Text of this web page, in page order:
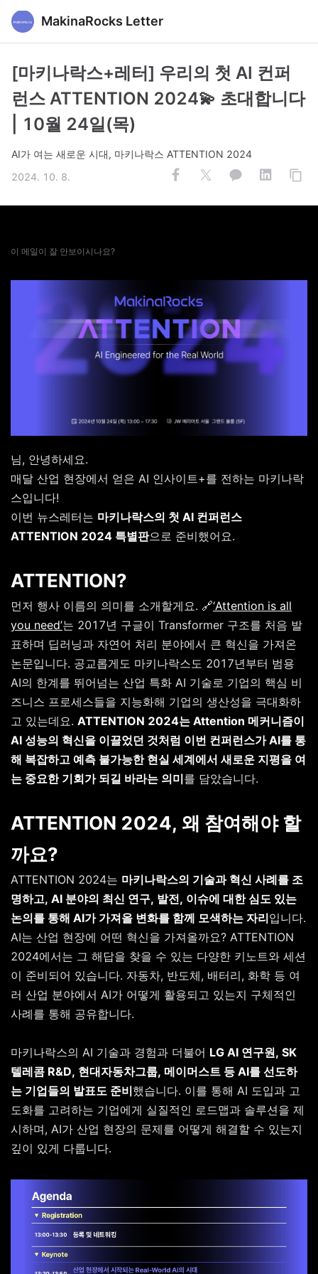
MakinaRocks Letter
[마키나락스+레터] 우리의 첫 AI 컨퍼
런스 ATTENTION 2024💫 초대합니다
| 10월 24일(목)
AI가 여는 새로운 시대, 마키나락스 ATTENTION 2024
2024. 10. 8.
이 메일이 잘 안보이시나요?
님, 안녕하세요.
매달 산업 현장에서 얻은 AI 인사이트+를 전하는 마키나락
스입니다!
이번 뉴스레터는 마키나락스의 첫 AI 컨퍼런스
ATTENTION 2024 특별판으로 준비했어요.
ATTENTION?
먼저 행사 이름의 의미를 소개할게요. 🔗‘Attention is all
you need’는 2017년 구글이 Transformer 구조를 처음 발
표하며 딥러닝과 자연어 처리 분야에서 큰 혁신을 가져온
논문입니다. 공교롭게도 마키나락스도 2017년부터 범용
AI의 한계를 뛰어넘는 산업 특화 AI 기술로 기업의 핵심 비
즈니스 프로세스들을 지능화해 기업의 생산성을 극대화하
고 있는데요. ATTENTION 2024는 Attention 메커니즘이
AI 성능의 혁신을 이끌었던 것처럼 이번 컨퍼런스가 AI를 통
해 복잡하고 예측 불가능한 현실 세계에서 새로운 지평을 여
는 중요한 기회가 되길 바라는 의미를 담았습니다.
ATTENTION 2024, 왜 참여해야 할
까요?
ATTENTION 2024는 마키나락스의 기술과 혁신 사례를 조
명하고, AI 분야의 최신 연구, 발전, 이슈에 대한 심도 있는
논의를 통해 AI가 가져올 변화를 함께 모색하는 자리입니다.
AI는 산업 현장에 어떤 혁신을 가져올까요? ATTENTION
2024에서는 그 해답을 찾을 수 있는 다양한 키노트와 세션
이 준비되어 있습니다. 자동차, 반도체, 배터리, 화학 등 여
러 산업 분야에서 AI가 어떻게 활용되고 있는지 구체적인
사례를 통해 공유합니다.
마키나락스의 AI 기술과 경험과 더불어 LG AI 연구원, SK
텔레콤 R&D, 현대자동차그룹, 메이머스트 등 AI를 선도하
는 기업들의 발표도 준비했습니다. 이를 통해 AI 도입과 고
도화를 고려하는 기업에게 실질적인 로드맵과 솔루션을 제
시하며, AI가 산업 현장의 문제를 어떻게 해결할 수 있는지
깊이 있게 다룹니다.